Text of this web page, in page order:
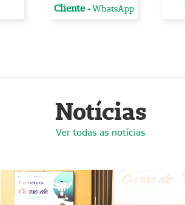
Cliente-WhatsApp
Notícias
Ver todas as notícias